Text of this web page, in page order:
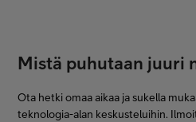
Mistä puhutaan juuri
Ota hetki omaa aikaa ja sukella
teknologia-alan keskusteluihin.